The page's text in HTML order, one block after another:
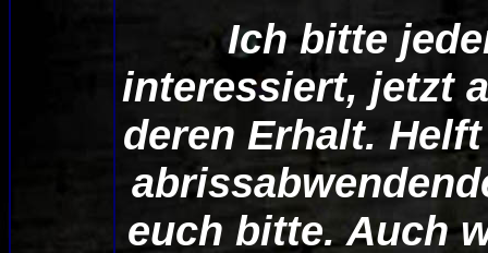
Ich bitte
interessiert, jetzt
deren Erhalt.
euch bitte. Auch